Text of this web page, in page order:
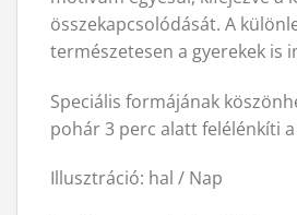
összekapcsolódását. A
természetesen a gyerekek is
Speciális formájának
pohár 3 perc alatt felélénkíti
Illusztráció: hal / Nap